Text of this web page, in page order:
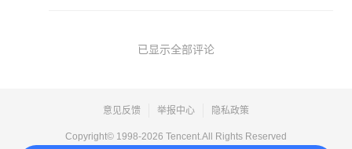
了！耻辱啊！这群人干脆叫他们回家啃老去，躺赢
已显示全部评论
意见反馈 举报中心 隐私政策
Copyright© 1998-2026 Tencent.All Rights Reserved